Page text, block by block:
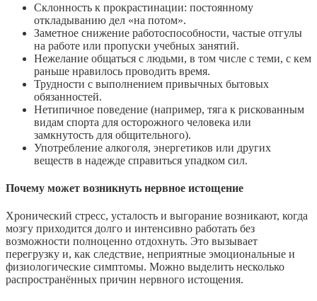
Склонность к прокрастинации: постоянному
откладыванию дел «на потом».
Заметное снижение работоспособности, частые отгулы
на работе или пропуски учебных занятий.
Нежелание общаться с людьми, в том числе с теми, с кем
раньше нравилось проводить время.
Трудности с выполнением привычных бытовых
обязанностей.
Нетипичное поведение (например, тяга к рискованным
видам спорта для осторожного человека или
замкнутость для общительного).
Употребление алкоголя, энергетиков или других
веществ в надежде справиться упадком сил.
Почему может возникнуть нервное истощение
Хронический стресс, усталость и выгорание возникают, когда
мозгу приходится долго и интенсивно работать без
возможности полноценно отдохнуть. Это вызывает
перегрузку и, как следствие, неприятные эмоциональные и
физиологические симптомы. Можно выделить несколько
распространённых причин нервного истощения.